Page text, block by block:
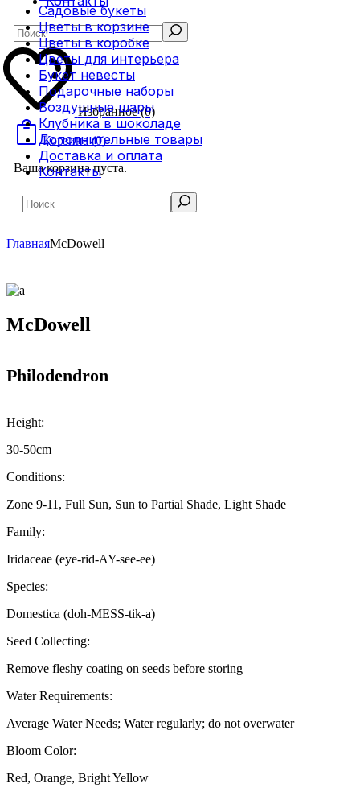
Search
Избранное (0)
Корзина (0)
Ваша корзина пуста.
Садовые букеты
Цветы в корзине
Цветы в коробке
Цветы для интерьера
Букет невесты
Подарочные наборы
Воздушные шары
Клубника в шоколаде
Дополнительные товары
Доставка и оплата
Контакты
Search
ГлавнаяMcDowell
McDowell
Philodendron
Height:
30-50cm
Conditions:
Zone 9-11, Full Sun, Sun to Partial Shade, Light Shade
Family:
Iridaceae (eye-rid-AY-see-ee)
Species:
Domestica (doh-MESS-tik-a)
Seed Collecting:
Remove fleshy coating on seeds before storing
Water Requirements:
Average Water Needs; Water regularly; do not overwater
Bloom Color:
Red, Orange, Bright Yellow